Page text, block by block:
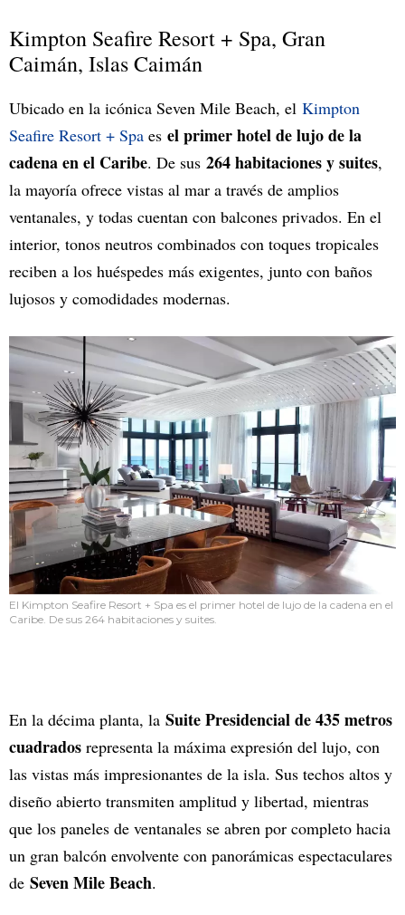
Kimpton Seafire Resort + Spa, Gran
Caimán, Islas Caimán
Ubicado en la icónica Seven Mile Beach, el Kimpton
Seafire Resort + Spa es el primer hotel de lujo de la
cadena en el Caribe. De sus 264 habitaciones y suites,
la mayoría ofrece vistas al mar a través de amplios
ventanales, y todas cuentan con balcones privados. En el
interior, tonos neutros combinados con toques tropicales
reciben a los huéspedes más exigentes, junto con baños
lujosos y comodidades modernas.
El Kimpton Seafire Resort + Spa es el primer hotel de lujo de la cadena en el
Caribe. De sus 264 habitaciones y suites.
En la décima planta, la Suite Presidencial de 435 metros
cuadrados representa la máxima expresión del lujo, con
las vistas más impresionantes de la isla. Sus techos altos y
diseño abierto transmiten amplitud y libertad, mientras
que los paneles de ventanales se abren por completo hacia
un gran balcón envolvente con panorámicas espectaculares
de Seven Mile Beach.